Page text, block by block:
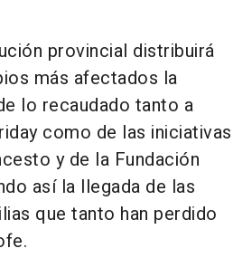
provincial distribuirá
más afectados la
lo recaudado tanto a
como de las iniciativas
y de la Fundación
así la llegada de las
que tanto han perdido